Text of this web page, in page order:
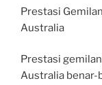
Prestasi
Australia
Prestasi
Australia benar-